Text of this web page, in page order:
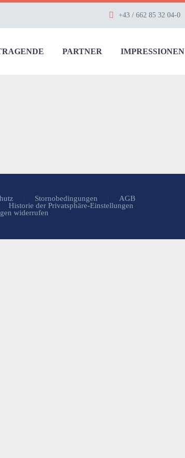
+43 / 662 85 32 04-0
PARTNER IMPRESSIONEN
Stornobedingungen
AGB
Historie der Privatsphäre-Einstellungen
widerrufen